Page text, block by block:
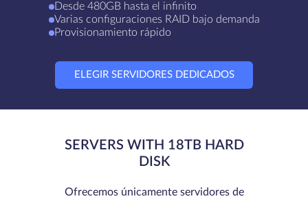
Desde 480GB hasta el infinito
Varias configuraciones RAID bajo demanda
Provisionamiento rápido
ELEGIR SERVIDORES DEDICADOS
SERVERS WITH 18TB HARD
DISK
Ofrecemos únicamente servidores de